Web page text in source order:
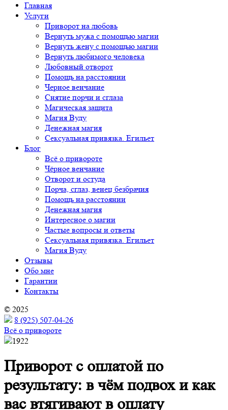
Главная
Услуги
Приворот на любовь
Вернуть мужа с помощью магии
Вернуть жену с помощью магии
Вернуть любимого человека
Любовный отворот
Помощь на расстоянии
Черное венчание
Снятие порчи и сглаза
Магическая защита
Магия Вуду
Денежная магия
Сексуальная привязка. Егильет
Блог
Всё о привороте
Чёрное венчание
Отворот и остуда
Порча, сглаз, венец безбрачия
Помощь на расстоянии
Денежная магия
Интересное о магии
Частые вопросы и ответы
Сексуальная привязка. Егильет
Магия Вуду
Отзывы
Обо мне
Гарантии
Контакты
© 2025
8 (925) 507-04-26
Всё о привороте
1922
Приворот с оплатой по
результату: в чём подвох и как
вас втягивают в оплату